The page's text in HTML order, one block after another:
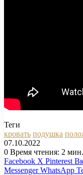
Теги
кровать подушка
07.10.2022
0 Время чтения: 2 мин.
Facebook X Pinterest
Messenger WhatsApp